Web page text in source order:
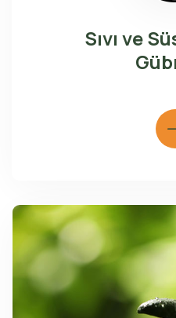
Sıvı ve